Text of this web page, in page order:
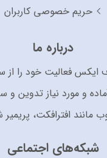
حریم خصوصی کاربران
درباره ما
و مورد نیاز تدوین
مانند افترافکت،
شبکه‌های اجتماعی